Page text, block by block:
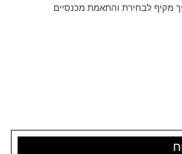
מקיף לבחירת והתאמת מכנסיים